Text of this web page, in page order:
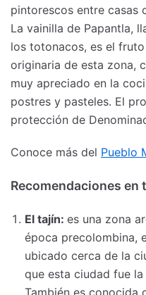
pintorescos entre casas
La vainilla de Papantla,
los totonacos, es el
originaria de esta zona,
muy apreciado en la
postres y pasteles. El
protección de
Conoce más del Pueblo
Recomendaciones en
El tajín: es una zona
época precolombina,
ubicado cerca de la
que esta ciudad fue